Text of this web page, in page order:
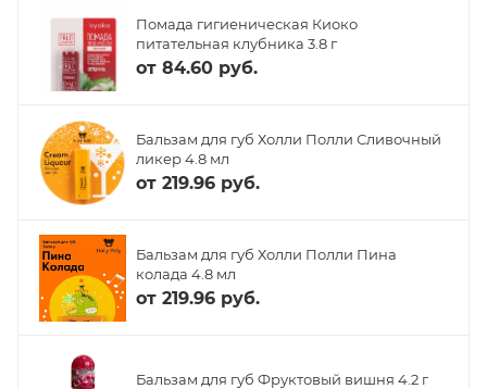
Помада гигиеническая Киоко
питательная клубника 3.8 г
от 84.60 руб.
Бальзам для губ Холли Полли Сливочный
ликер 4.8 мл
от 219.96 руб.
Бальзам для губ Холли Полли Пина
колада 4.8 мл
от 219.96 руб.
Бальзам для губ Фруктовый вишня 4.2 г